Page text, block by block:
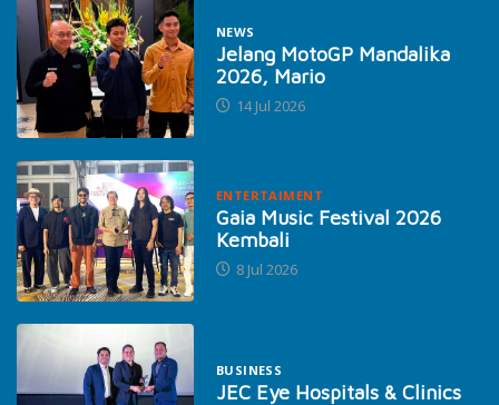
NEWS
Jelang MotoGP Mandalika
2026, Mario
14 Jul 2026
ENTERTAIMENT
Gaia Music Festival 2026
Kembali
8 Jul 2026
BUSINESS
JEC Eye Hospitals & Clinics